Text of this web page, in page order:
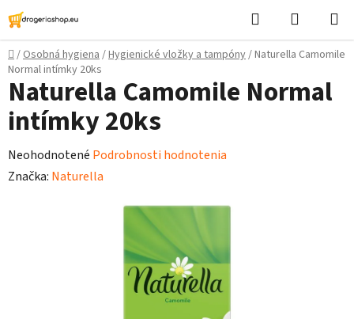
Prejsť
na
obsah
Hľadať
košík
Domov
/Osobná hygiena/Hygienické vložky a tampóny/Naturella Camomile
Normal intímky 20ks
Naturella Camomile Normal
intímky 20ks
Priemerné
hodnotenie
Neohodnotené Podrobnosti hodnotenia
Značka: Naturella